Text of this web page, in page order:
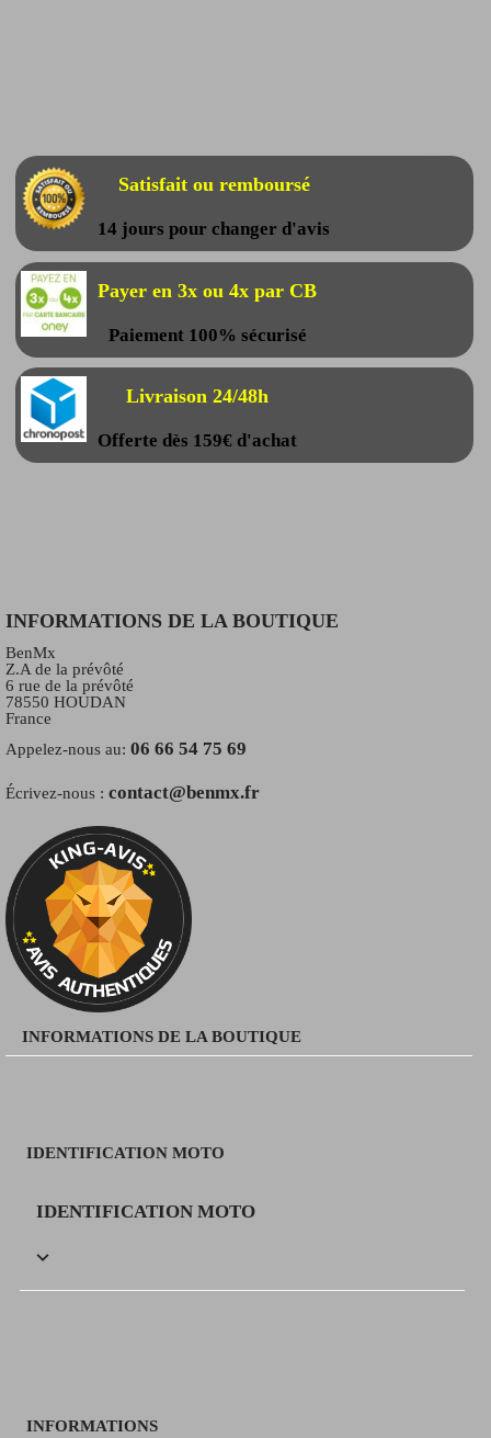
Satisfait ou remboursé
14 jours pour changer d'avis
Payer en 3x ou 4x par CB
Paiement 100% sécurisé
Livraison 24/48h
Offerte dès 159€ d'achat
INFORMATIONS DE LA BOUTIQUE
BenMx
Z.A de la prévôté
6 rue de la prévôté
78550 HOUDAN
France
Appelez-nous au: 06 66 54 75 69
Écrivez-nous : contact@benmx.fr
INFORMATIONS DE LA BOUTIQUE
IDENTIFICATION MOTO
IDENTIFICATION MOTO

INFORMATIONS